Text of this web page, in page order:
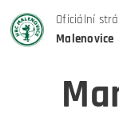
Oficiální
Malenovice